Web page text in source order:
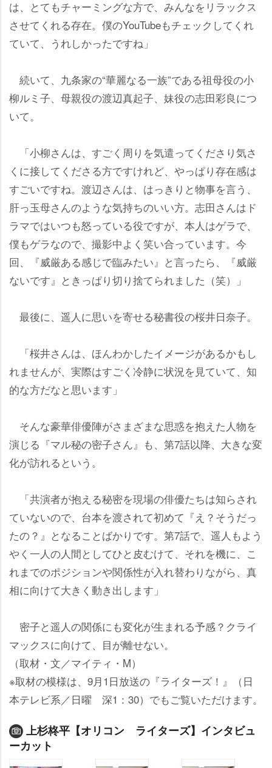
は、とてもチャーミングな方で、みんなをリラックス
させてくれる存在。僕のYouTubeもチェックしてくれ
ていて、うれしかったですね」
続いて、九条家の“華麗なる一族”である祖母役の小
柳ルミ子、母親役の渡辺真起子、妹役の志田彩良につ
いて。
「小柳さんは、すごく周りを気遣ってくださり気さ
くに接してくださる方ですけれど、やっぱり存在感は
すごいですね。渡辺さんは、はっきりと物事を言う、
肝っ玉母さんのような気持ちのいい方。志田さんはド
ラマではいつも怒っている役ですが、本人はゲラで、
僕もゲラなので、撮影中よく笑い合っています。今
回、『威厳ある感じで臨みたい』と言ったら、『威厳
ないです』ときっぱり切り捨てられました（笑）」
最後に、遥人に思いを寄せる秘書役の桜井日奈子。
「桜井さんは、ほんわかしたイメージがあるかもし
れませんが、実際はすごく冷静に状況を見ていて、知
的な方だなと思います」
そんな豪華俳優陣がさまざまな思惑を抱えた人物を
演じる『マル秘の密子さん』も、第7話以降、大きな変
化が訪れるという。
「共演者が抱える秘密を現場の俳優たちは知らされ
ていないので、台本を渡されて初めて『え？そうだっ
たの？』となることばかりです。第7話で、遥人もよう
く一人の人間としてひと皮むけて、それを機に、こ
れまでのポジションや関係性が入れ替わりながら、真
相に向けて大きく動き出します」
密子と遥人の関係にも変化が生まれる予感？クライ
マックスに向けて、目が離せない。
（取材・文／マイティ・M）
※取材の模様は、9月1日放送の『ライターズ！』（日
本テレビ系／日曜 深1：30）でもご覧いただけます。
上杉柊平【オリコン ライターズ】インタビュ
ーカット